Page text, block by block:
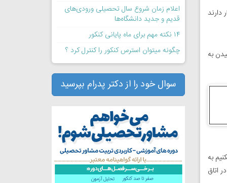
دارند
به
به
اتاق
اعلام زمان شروع سال تحصیلی ورودی‌های
قدیم و جدید دانشگاه‌ها
۱۴ نکته مهم برای ماه پایانی کنکور
چگونه میتوان استرس کنکور را کنترل کرد ؟
سوال خود را از دکتر پدرام بپرسید